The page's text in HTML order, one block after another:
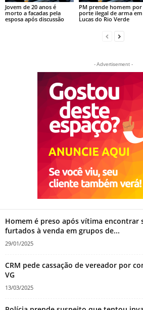
Jovem de 20 anos é
morto a facadas pela
esposa após discussão
PM prende homem por
porte ilegal de arma em
Lucas do Rio Verde
- Advertisement -
Homem é preso após vítima encontrar
furtados à venda em grupos de...
29/01/2025
CRM pede cassação de vereador por
VG
13/03/2025